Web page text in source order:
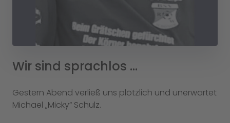
Wir sind sprachlos …
Gestern Abend verließ uns plötzlich und unerwartet
Michael „Micky“ Schulz.